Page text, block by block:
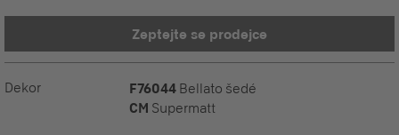
Zeptejte se prodejce
Dekor F76044 Bellato šedé
CM Supermatt